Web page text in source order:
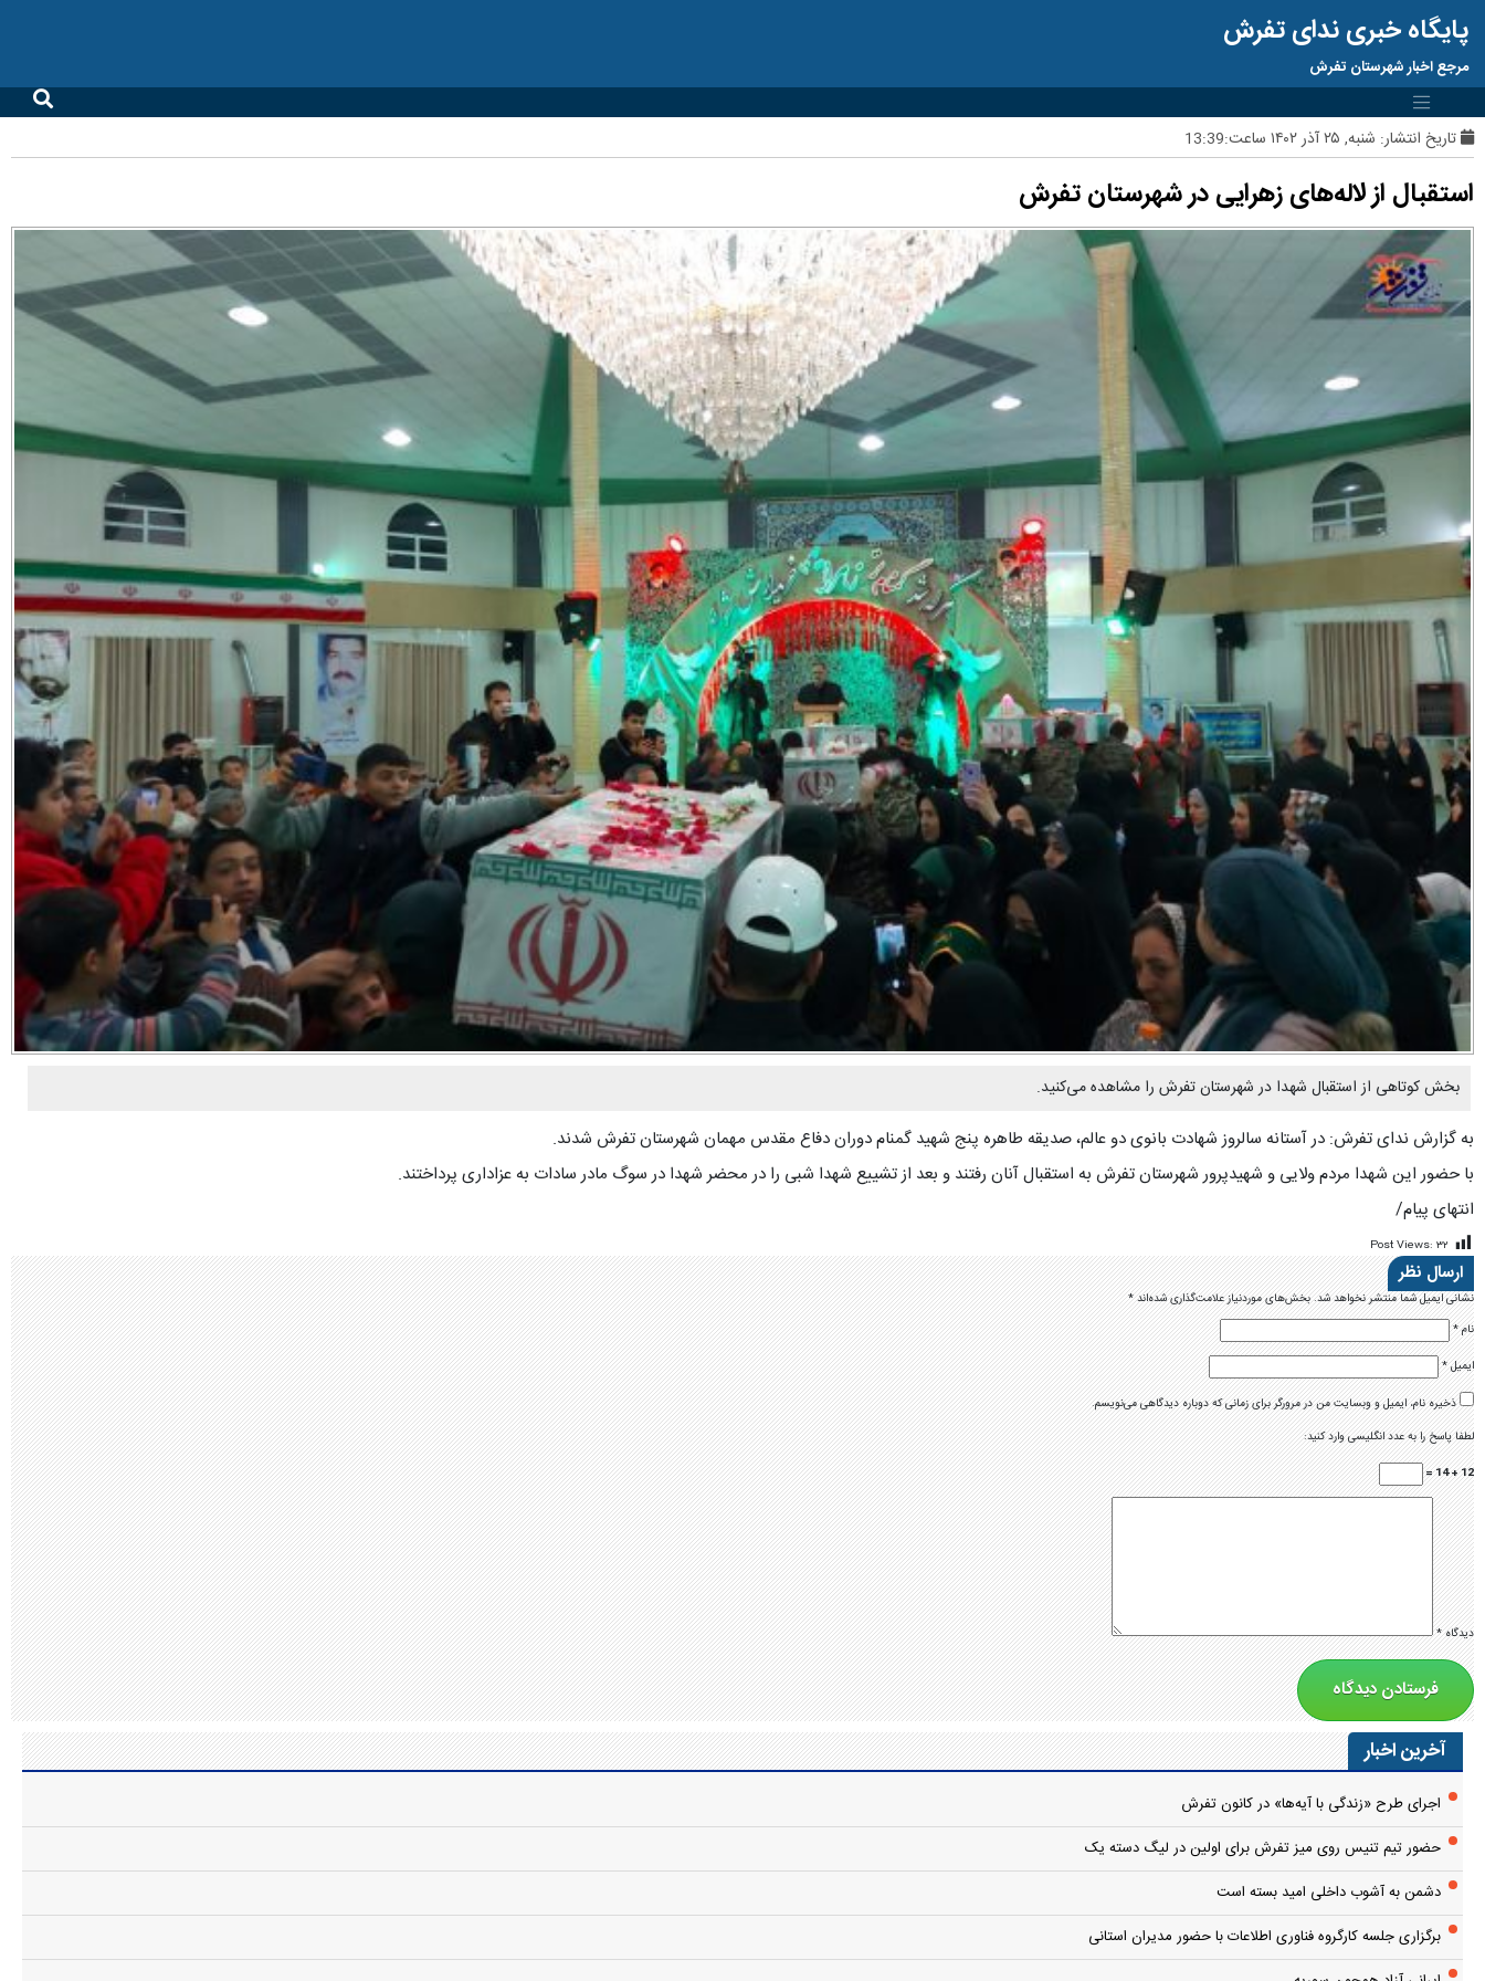
پایگاه خبری ندای تفرش
مرجع اخبار شهرستان تفرش
تاریخ انتشار: شنبه, ۲۵ آذر ۱۴۰۲ ساعت:13:39
استقبال از لاله‌های زهرایی در شهرستان تفرش
بخش کوتاهی از استقبال شهدا در شهرستان تفرش را مشاهده می‌کنید.
به گزارش ندای تفرش: در آستانه سالروز شهادت بانوی دو عالم، صدیقه طاهره پنج شهید گمنام دوران دفاع مقدس مهمان شهرستان تفرش شدند.
با حضور این شهدا مردم ولایی و شهیدپرور شهرستان تفرش به استقبال آنان رفتند و بعد از تشییع شهدا شبی را در محضر شهدا در سوگ مادر سادات به عزاداری پرداختند.
انتهای پیام/
Post Views: ۳۲
ارسال نظر
نشانی ایمیل شما منتشر نخواهد شد.بخش‌های موردنیاز علامت‌گذاری شده‌اند*
نام*
ایمیل*
ذخیره نام، ایمیل و وبسایت من در مرورگر برای زمانی که دوباره دیدگاهی می‌نویسم.
لطفا پاسخ را به عدد انگلیسی وارد کنید:
12 + 14 =
دیدگاه*
آخرین اخبار
اجرای طرح «زندگی با آیه‌ها» در کانون تفرش
حضور تیم تنیس روی میز تفرش برای اولین در لیگ دسته یک
دشمن به آشوب داخلی امید بسته است
برگزاری جلسه کارگروه فناوری اطلاعات با حضور مدیران استانی